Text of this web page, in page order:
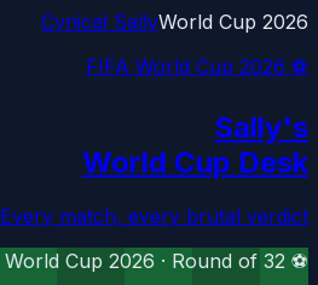
Cynical SallyWorld Cup 2026
⚽ FIFA World Cup 2026
Sally's
World Cup Desk
Every match, every brutal verdict
⚽ FIFA World Cup 2026 ·
Round of 32